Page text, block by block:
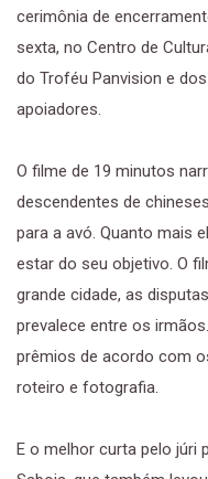
cerimônia de
sexta, no Centro de
do Troféu Panvision e
apoiadores.
O filme de 19 minutos
descendentes de
para a avó. Quanto mais
estar do seu objetivo. O
grande cidade, as
prevalece entre os
prêmios de acordo com
roteiro e fotografia.
E o melhor curta pelo júri